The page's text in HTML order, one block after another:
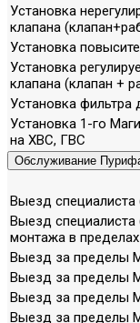
Установка
клапана
Установка
Установка
клапана (клапан +
Установка фильтра
Установка 1-го
на ХВС, ГВС
Обслуживание
Выезд
Выезд
монтажа в
Выезд за пределы
Выезд за пределы
Выезд за пределы
Выезд за пределы